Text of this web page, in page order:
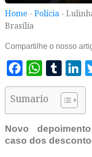
Home - Polícia -
Brasília
Compartilhe o nosso
Facebook
Sumario
Novo
caso dos